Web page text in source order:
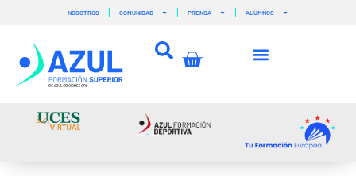
contenido
NOSOTROS COMUNIDAD PRENSA ALUMNOS
Carrito